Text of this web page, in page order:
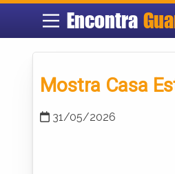
Encontra
Mostra Casa
31/05/2026